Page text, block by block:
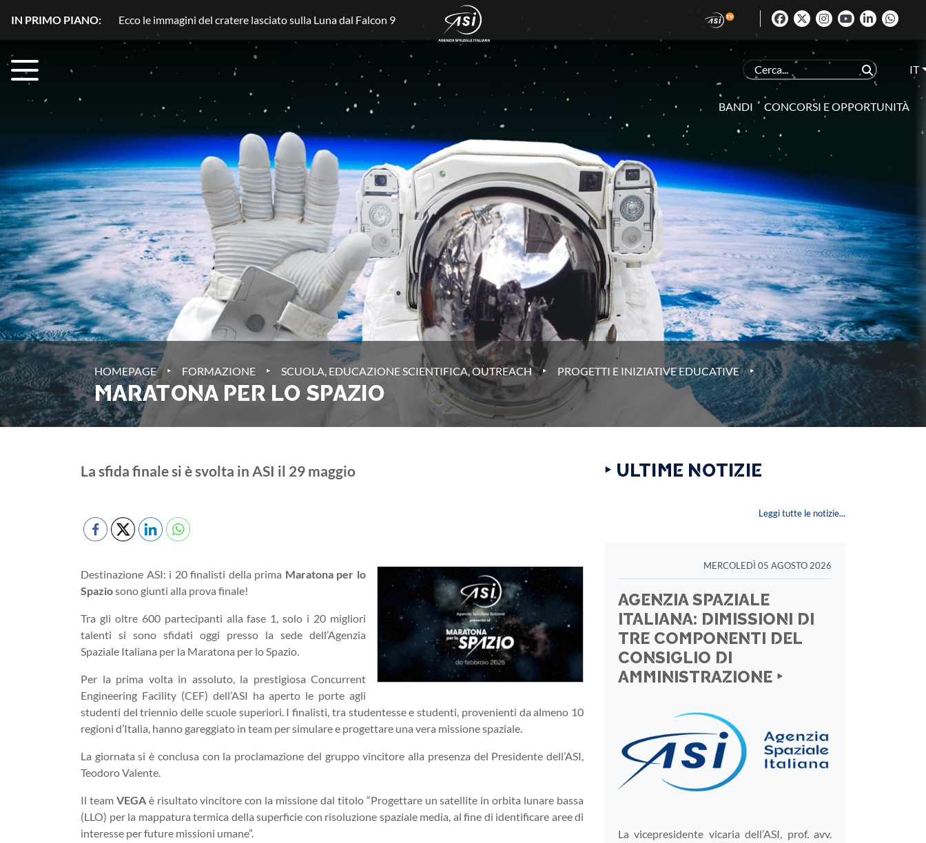
IN PRIMO PIANO: Plutone, azoto in movimento
IT
BANDI CONCORSI E OPPORTUNITÀ
HOMEPAGE ‣ FORMAZIONE ‣ SCUOLA, EDUCAZIONE SCIENTIFICA, OUTREACH ‣ PROGETTI E INIZIATIVE EDUCATIVE ‣
MARATONA PER LO SPAZIO
La sfida finale si è svolta in ASI il 29 maggio
Destinazione ASI: i 20 finalisti della prima Maratona per lo
Spaziosono giunti alla prova finale!
Tra gli oltre 600 partecipanti alla fase 1, solo i 20 migliori
talenti si sono sfidati oggi presso la sede dell’Agenzia
Spaziale Italiana per la Maratona per lo Spazio.
Per la prima volta in assoluto, la prestigiosa Concurrent
Engineering Facility (CEF) dell’ASI ha aperto le porte agli
studenti del triennio delle scuole superiori. I finalisti, tra studentesse e studenti, provenienti da almeno 10
regioni d’Italia, hanno gareggiato in team per simulare e progettare una vera missione spaziale.
La giornata si è conclusa con la proclamazione del gruppo vincitore alla presenza del Presidente dell’ASI,
Teodoro Valente.
Il team VEGAè risultato vincitore con la missione dal titolo “Progettare un satellite in orbita lunare bassa
(LLO) per la mappatura termica della superficie con risoluzione spaziale media, al fine di identificare aree di
interesse per future missioni umane”.
‣ ULTIME NOTIZIE
Leggi tutte le notizie...
MERCOLEDÌ 05 AGOSTO 2026
AGENZIA SPAZIALE
ITALIANA: DIMISSIONI DI
TRE COMPONENTI DEL
CONSIGLIO DI
AMMINISTRAZIONE ‣
La vicepresidente vicaria dell’ASI, prof. avv.